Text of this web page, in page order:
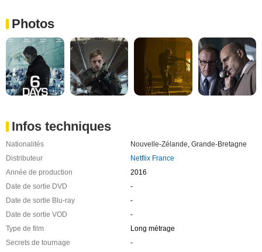
Photos
Infos techniques
Nationalités Nouvelle-Zélande, Grande-Bretagne
Distributeur
Netflix France
Année de production
2016
Date de sortie DVD
-
Date de sortie Blu-ray
-
Date de sortie VOD
-
Type de film
Long métrage
Secrets de tournage
-